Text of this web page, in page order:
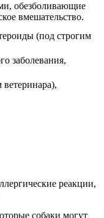
обезболивающие
вмешательство.
(под строгим
заболевания,
реакции,
собаки могут